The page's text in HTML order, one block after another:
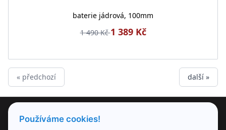
baterie jádrová, 100mm
1 490 Kč1 389 Kč
« předchozí další »
PRODUKTY
Používáme cookies!